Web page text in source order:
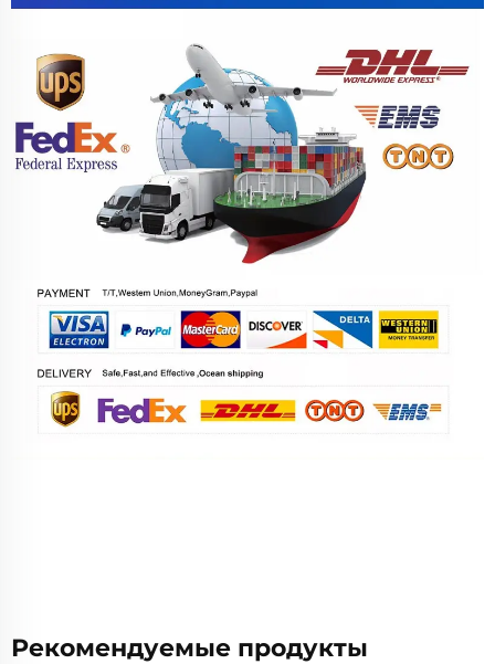
Рекомендуемые продукты